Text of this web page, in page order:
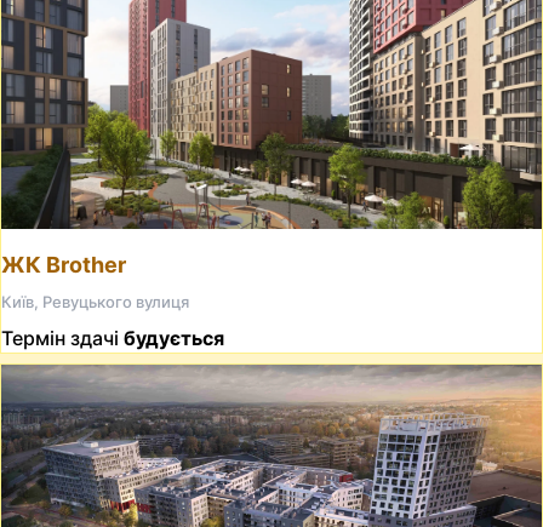
ЖК Brother
Київ, Ревуцького вулиця
Термін здачі будується